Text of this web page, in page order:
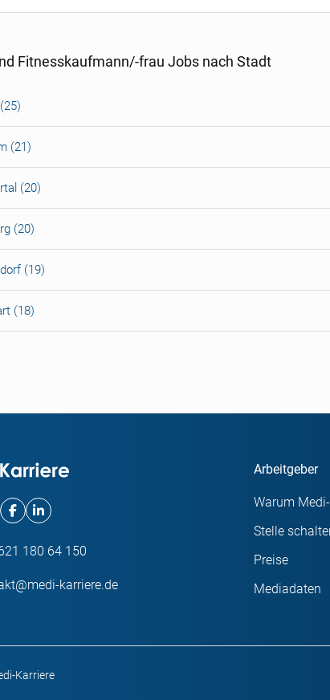
Fitnesskaufmann/-frau Jobs nach Stadt
(21)
(20)
(20)
(19)
(18)
180 64 150
karriere.de
Arbeitgeber
Warum
Stelle
Preise
Mediadaten
Karriere